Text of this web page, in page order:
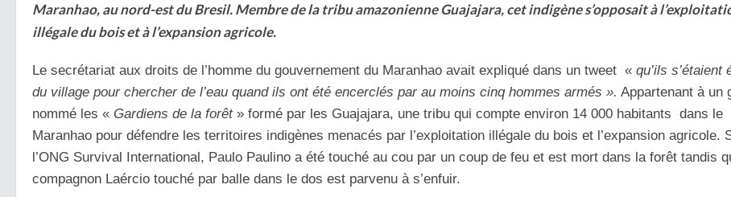
Maranhao, au nord-est du Bresil. Membre de la tribu amazonienne Guajajara, cet indigène s’opposait à
illégale du bois et à l’expansion agricole.
Le secrétariat aux droits de l’homme du gouvernement du Maranhao avait expliqué dans un tweet « qu’ils s’étaient
du village pour chercher de l’eau quand ils ont été encerclés par au moins cinq hommes armés ». Appartenant à un
nommé les « Gardiens de la forêt» formé par les Guajajara, une tribu qui compte environ 14 000 habitants dans le
Maranhao pour défendre les territoires indigènes menacés par l’exploitation illégale du bois et l’expansion agricole.
l’ONG Survival International, Paulo Paulino a été touché au cou par un coup de feu et est mort dans la forêt tandis
compagnon Laércio touché par balle dans le dos est parvenu à s’enfuir.